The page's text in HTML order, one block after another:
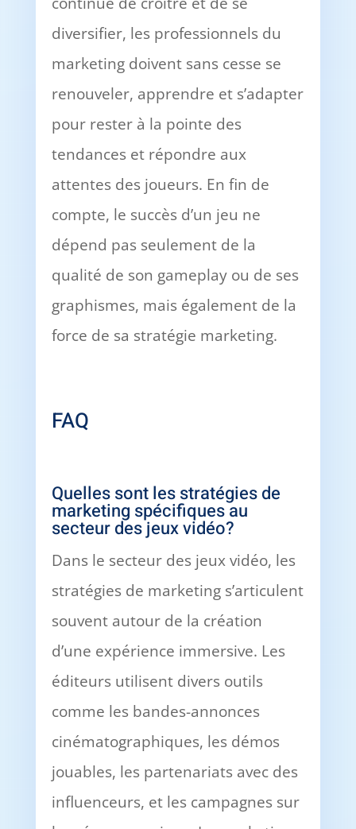
diversifier, les professionnels du
marketing doivent sans cesse se
renouveler, apprendre et s’adapter
pour rester à la pointe des
tendances et répondre aux
attentes des joueurs. En fin de
compte, le succès d’un jeu ne
dépend pas seulement de la
qualité de son gameplay ou de ses
graphismes, mais également de la
force de sa stratégie marketing.
FAQ
Quelles sont les stratégies de
marketing spécifiques au
secteur des jeux vidéo?
Dans le secteur des jeux vidéo, les
stratégies de marketing s’articulent
souvent autour de la création
d’une expérience immersive. Les
éditeurs utilisent divers outils
comme les bandes-annonces
cinématographiques, les démos
jouables, les partenariats avec des
influenceurs, et les campagnes sur